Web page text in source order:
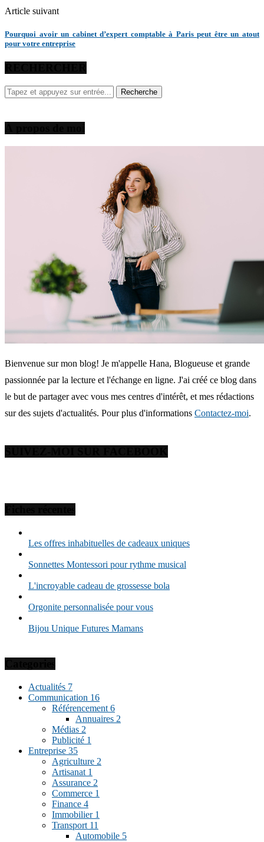
Article suivant
Pourquoi avoir un cabinet d’expert comptable à Paris peut être un atout
pour votre entreprise
Bienvenue sur mon blog! Je m'appelle Hana, Blogueuse et grande
passionnée par la lecture et l'échange en ligne. J'ai créé ce blog dans
le but de partager avec vous mes centres d'intérêt, et mes rédactions
sur des sujets d'actualités. Pour plus d'informations Contactez-moi.
Les offres inhabituelles de cadeaux uniques
Sonnettes Montessori pour rythme musical
L'incroyable cadeau de grossesse bola
Orgonite personnalisée pour vous
Bijou Unique Futures Mamans
Actualités 7
Communication 16
Référencement 6
Annuaires 2
Médias 2
Publicité 1
Entreprise 35
Agriculture 2
Artisanat 1
Assurance 2
Commerce 1
Finance 4
Immobilier 1
Transport 11
Automobile 5